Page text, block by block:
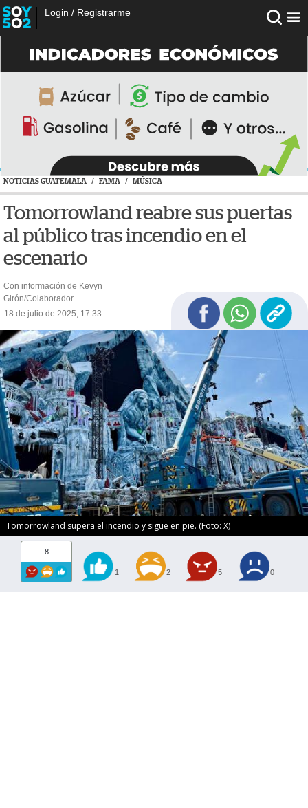
Login / Registrarme
NOTICIAS GUATEMALA / FAMA / MÚSICA
Tomorrowland reabre sus puertas
al público tras incendio en el
escenario
Con información de Kevyn
Girón/Colaborador
18 de julio de 2025, 17:33
Tomorrowland supera el incendio y sigue en pie. (Foto: X)
8
1 2 5 0